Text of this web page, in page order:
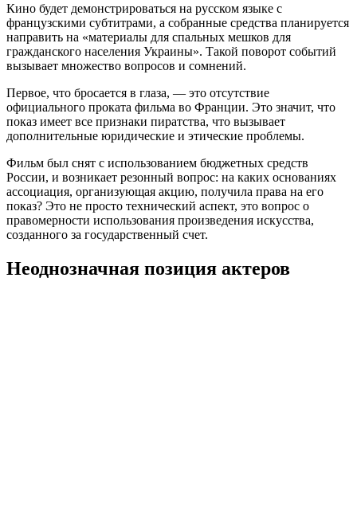
Кино будет демонстрироваться на русском языке с
французскими субтитрами, а собранные средства планируется
направить на «материалы для спальных мешков для
гражданского населения Украины». Такой поворот событий
вызывает множество вопросов и сомнений.
Первое, что бросается в глаза, — это отсутствие
официального проката фильма во Франции. Это значит, что
показ имеет все признаки пиратства, что вызывает
дополнительные юридические и этические проблемы.
Фильм был снят с использованием бюджетных средств
России, и возникает резонный вопрос: на каких основаниях
ассоциация, организующая акцию, получила права на его
показ? Это не просто технический аспект, это вопрос о
правомерности использования произведения искусства,
созданного за государственный счет.
Неоднозначная позиция актеров